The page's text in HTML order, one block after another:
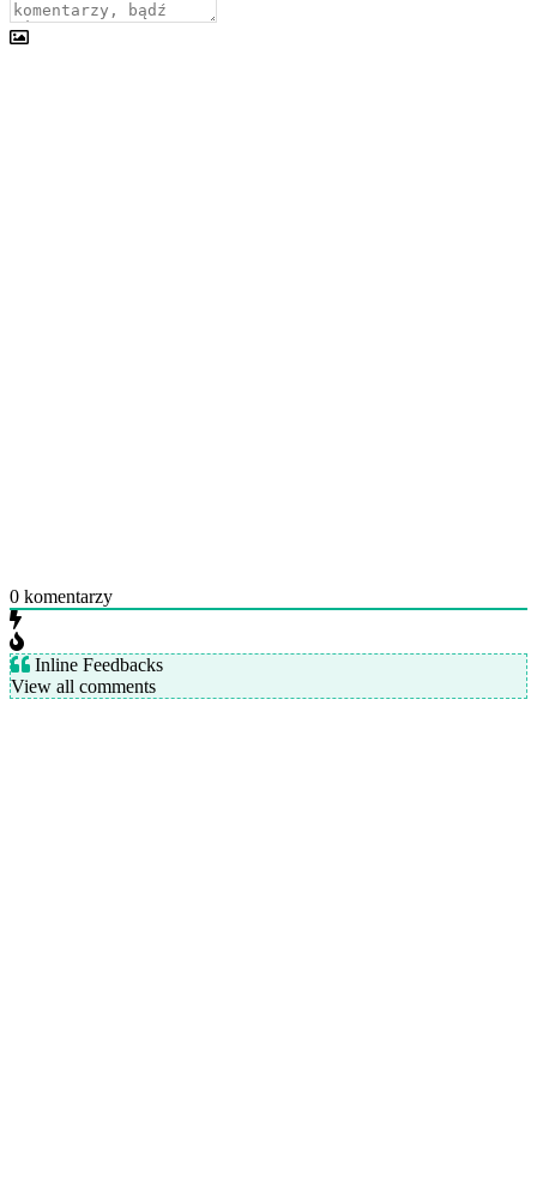
0 komentarzy
Inline Feedbacks
View all comments